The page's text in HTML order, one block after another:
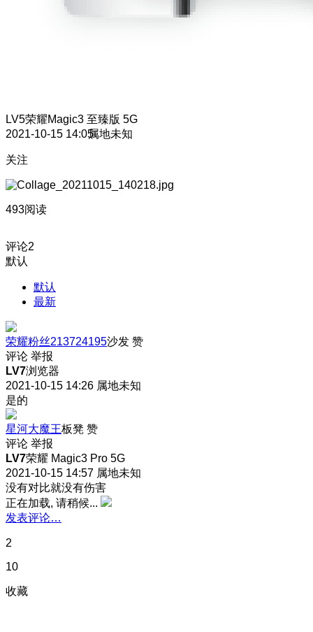
LV5荣耀Magic3 至臻版 5G
2021-10-15 14:05属地未知
关注
493阅读
评论2
默认
默认
最新
荣耀粉丝213724195沙发 赞
评论 举报
LV7浏览器
2021-10-15 14:26 属地未知
是的
星河大魔王板凳 赞
评论 举报
LV7荣耀 Magic3 Pro 5G
2021-10-15 14:57 属地未知
没有对比就没有伤害
正在加载, 请稍候...
发表评论…
2
10
收藏